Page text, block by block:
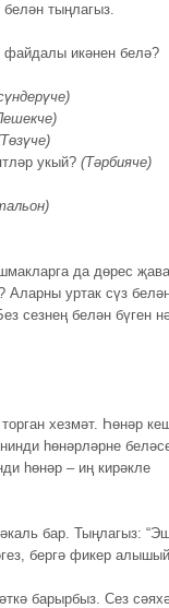
тыңлагыз.
файдалы икәнен белә?
укый? (Тәрбияче)
да дөрес
Аларны уртак сүз
сезнең белән бүген
хезмәт. Һөнәр
һөнәрләрне
һөнәр – иң кирәкле
бар. Тыңлагыз:
бергә фикер
барырбыз. Сез